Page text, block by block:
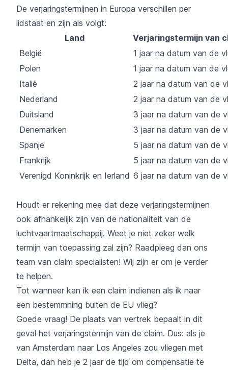
De verjaringstermijnen in Europa verschillen per
lidstaat en zijn als volgt:
Land
Verjaringstermijn van
België
1 jaar na datum van de
Polen
1 jaar na datum van de
Italië
2 jaar na datum van de
Nederland
2 jaar na datum van de
Duitsland
3 jaar na datum van de
Denemarken
3 jaar na datum van de
Spanje
5 jaar na datum van de
Frankrijk
5 jaar na datum van de
Verenigd Koninkrijk en Ierland 6 jaar na datum van de
Houdt er rekening mee dat deze verjaringstermijnen
ook afhankelijk zijn van de nationaliteit van de
luchtvaartmaatschappij. Weet je niet zeker welk
termijn van toepassing zal zijn? Raadpleeg dan ons
team van claim specialisten! Wij zijn er om je verder
te helpen.
Tot wanneer kan ik een claim indienen als ik naar
een bestemmning buiten de EU vlieg?
Goede vraag! De plaats van vertrek bepaalt in dit
geval het verjaringstermijn van de claim. Dus: als je
van Amsterdam naar Los Angeles zou vliegen met
Delta, dan heb je 2 jaar de tijd om compensatie te